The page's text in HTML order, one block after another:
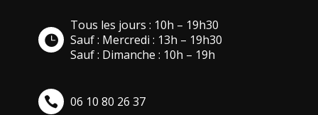
Tous les jours : 10h – 19h30
Sauf : Mercredi : 13h – 19h30
Sauf : Dimanche : 10h – 19h
06 10 80 26 37